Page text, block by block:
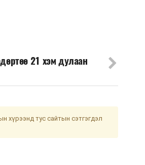
21 хэм дулаан
хүрээнд тус сайтын сэтгэгдэл